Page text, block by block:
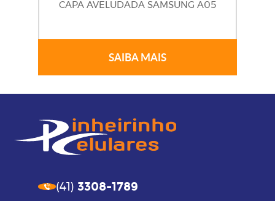
CAPA AVELUDADA SAMSUNG A05
SAIBA MAIS
(41) 3308-1789